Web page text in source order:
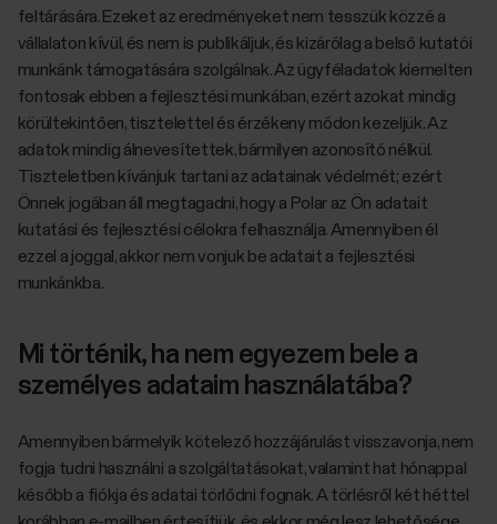
feltárására. Ezeket az eredményeket nem tesszük közzé a
vállalaton kívül, és nem is publikáljuk, és kizárólag a belső kutatói
munkánk támogatására szolgálnak. Az ügyféladatok kiemelten
fontosak ebben a fejlesztési munkában, ezért azokat mindig
körültekintően, tisztelettel és érzékeny módon kezeljük. Az
adatok mindig álnevesítettek, bármilyen azonosító nélkül.
Tiszteletben kívánjuk tartani az adatainak védelmét; ezért
Önnek jogában áll megtagadni, hogy a Polar az Ön adatait
kutatási és fejlesztési célokra felhasználja. Amennyiben él
ezzel a joggal, akkor nem vonjuk be adatait a fejlesztési
munkánkba.
Mi történik, ha nem egyezem bele a
személyes adataim használatába?
Amennyiben bármelyik kötelező hozzájárulást visszavonja, nem
fogja tudni használni a szolgáltatásokat, valamint hat hónappal
később a fiókja és adatai törlődni fognak. A törlésről két héttel